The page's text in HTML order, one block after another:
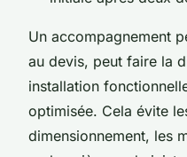
Un accompagnement
au devis, peut faire la
installation
optimisée. Cela évite
dimensionnement, les